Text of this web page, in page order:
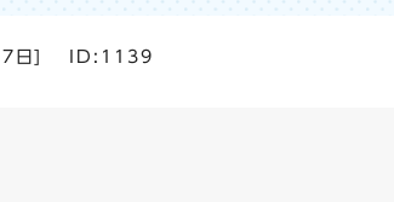
日 ID:1139